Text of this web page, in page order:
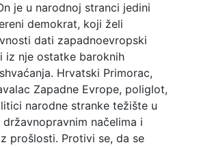
je u narodnoj stranci jedini
demokrat, koji želi
dati zapadnoevropski
iz nje ostatke baroknih
Hrvatski Primorac,
Zapadne Evrope, poliglot,
narodne stranke težište u
državnopravnim načelima i
prošlosti. Protivi se, da se